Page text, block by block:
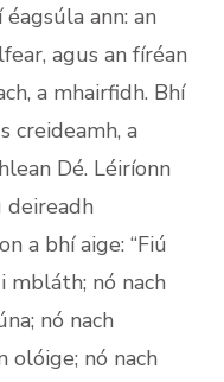
ann: an
agus an fíréan
a mhairfidh. Bhí
creideamh, a
Dé. Léiríonn
deireadh
a bhí aige: “Fiú
mbláth; nó nach
nó nach
olóige; nó nach